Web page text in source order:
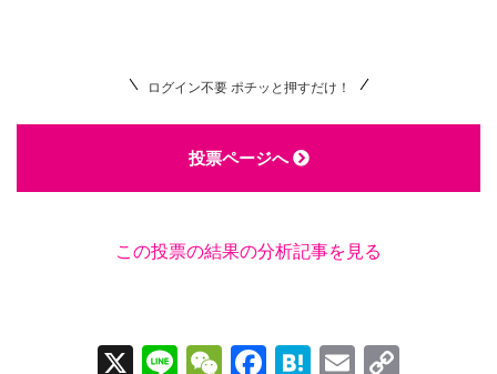
ログイン不要 ポチッと押すだけ！
投票ページへ
この投票の結果の分析記事を見る
X Li W F
H E